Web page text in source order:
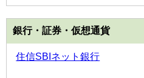
銀行・証券・仮想通貨
住信SBIネット銀行